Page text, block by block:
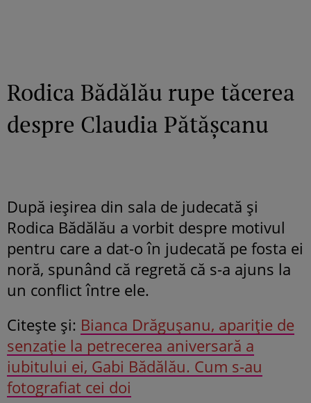
Rodica Bădălău rupe tăcerea
despre Claudia Pătășcanu
După ieșirea din sala de judecată și
Rodica Bădălău a vorbit despre motivul
pentru care a dat-o în judecată pe fosta ei
noră, spunând că regretă că s-a ajuns la
un conflict între ele.
Citeşte și: Bianca Drăgușanu, apariție de
senzație la petrecerea aniversară a
iubitului ei, Gabi Bădălău. Cum s-au
fotografiat cei doi